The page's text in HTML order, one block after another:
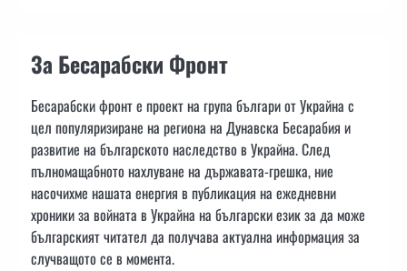
За Бесарабски Фронт
Бесарабски фронт е проект на група българи от Украйна с
цел популяризиране на региона на Дунавска Бесарабия и
развитие на българското наследство в Украйна. След
пълномащабното нахлуване на държавата-грешка, ние
насочихме нашата енергия в публикация на ежедневни
хроники за войната в Украйна на български език за да може
българският читател да получава актуална информация за
случващото се в момента.